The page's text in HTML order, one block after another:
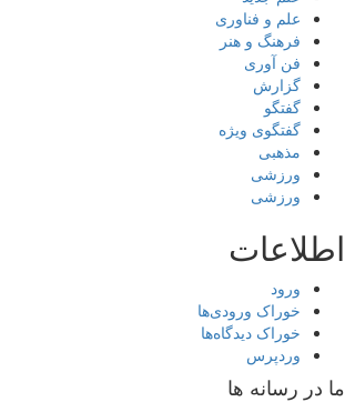
علم و فناوری
فرهنگ و هنر
فن آوری
گزارش
گفتگو
گفتگوی ویژه
مذهبی
ورزشی
ورزشی
اطلاعات
ورود
خوراک ورودی‌ها
خوراک دیدگاه‌ها
وردپرس
ما در رسانه ها